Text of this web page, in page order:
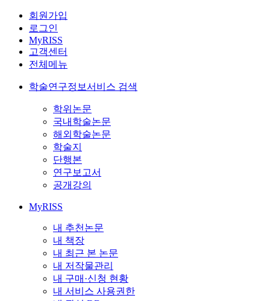
회원가입
로그인
MyRISS
고객센터
전체메뉴
학술연구정보서비스 검색
학위논문
국내학술논문
해외학술논문
학술지
단행본
연구보고서
공개강의
MyRISS
내 추천논문
내 책장
내 최근 본 논문
내 저작물관리
내 구매·신청 현황
내 서비스 사용권한